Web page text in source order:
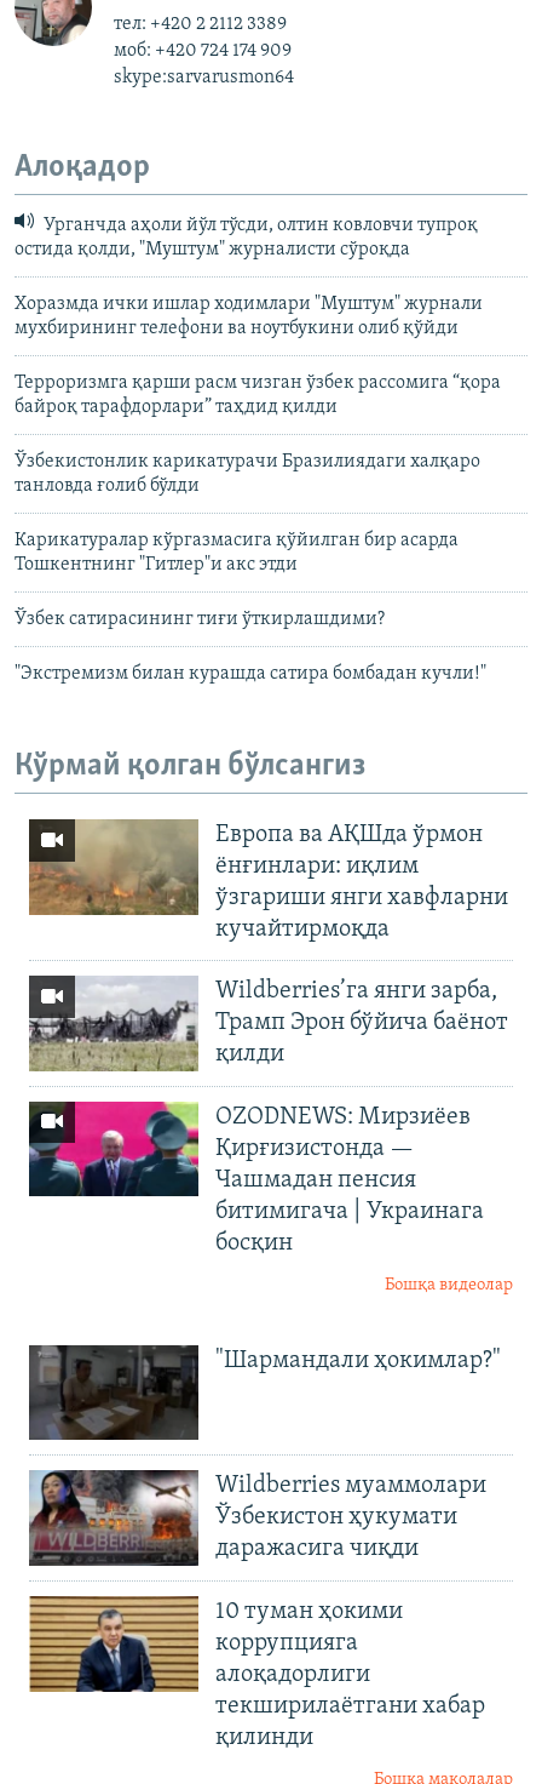
тел: +420 2 2112 3389
моб: +420 724 174 909
skype:sarvarusmon64
Алоқадор
Урганчда аҳоли йўл тўсди, олтин ковловчи тупроқ
остида қолди, "Муштум" журналисти сўроқда
Хоразмда ички ишлар ходимлари "Муштум" журнали
мухбирининг телефони ва ноутбукини олиб қўйди
Терроризмга қарши расм чизган ўзбек рассомига “қора
байроқ тарафдорлари” таҳдид қилди
Ўзбекистонлик карикатурачи Бразилиядаги халқаро
танловда ғолиб бўлди
Карикатуралар кўргазмасига қўйилган бир асарда
Тошкентнинг "Гитлер"и акс этди
Ўзбек сатирасининг тиғи ўткирлашдими?
"Экстремизм билан курашда сатира бомбадан кучли!"
Кўрмай қолган бўлсангиз
Европа ва АҚШда ўрмон
ёнғинлари: иқлим
ўзгариши янги хавфларни
кучайтирмоқда
Wildberries’га янги зарба,
Трамп Эрон бўйича баёнот
қилди
OZODNEWS: Мирзиёев
Қирғизистонда —
Чашмадан пенсия
битимигача | Украинага
босқин
Бошқа видеолар
"Шармандали ҳокимлар?"
Wildberries муаммолари
Ўзбекистон ҳукумати
даражасига чиқди
10 туман ҳокими
коррупцияга
алоқадорлиги
текширилаётгани хабар
қилинди
Бошқа мақолалар